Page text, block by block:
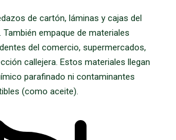
de cartón, láminas y cajas del
empaque de materiales
del comercio, supermercados,
callejera. Estos materiales llegan
parafinado ni contaminantes
(como aceite).